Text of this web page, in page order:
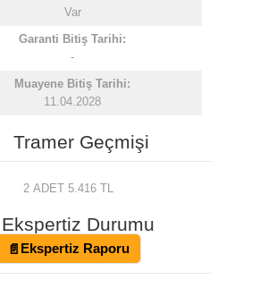
Var
Garanti Bitiş Tarihi:
-
Muayene Bitiş Tarihi:
11.04.2028
Tramer Geçmişi
2 ADET 5.416 TL
Ekspertiz Durumu
Ekspertiz Raporu